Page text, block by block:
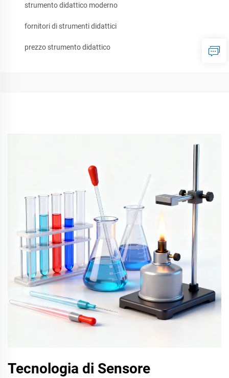
strumento didattico moderno
fornitori di strumenti didattici
prezzo strumento didattico
Tecnologia di Sensore